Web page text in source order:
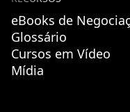
eBooks de
Glossário
Cursos em Vídeo
Mídia